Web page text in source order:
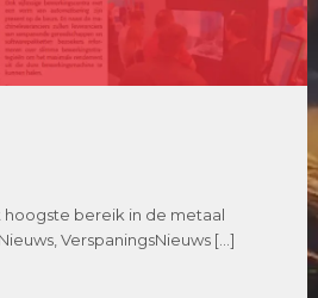
bereik in de metaal
VerspaningsNieuws […]